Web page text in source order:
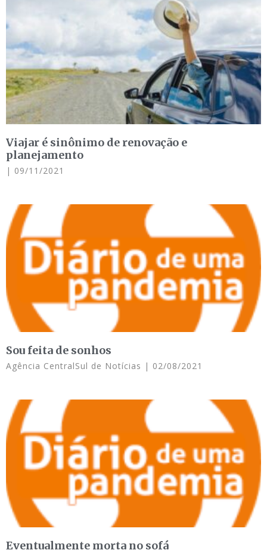
Viajar é sinônimo de renovação e
planejamento
09/11/2021
Sou feita de sonhos
Agência CentralSul de Notícias 02/08/2021
Eventualmente morta no sofá